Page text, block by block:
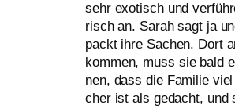
sehr exo­tisch und
risch an. Sarah sagt ja
packt ihre Sachen. Dort
kom­men, muss sie bald
nen, dass die Familie
cher ist als gedacht, und